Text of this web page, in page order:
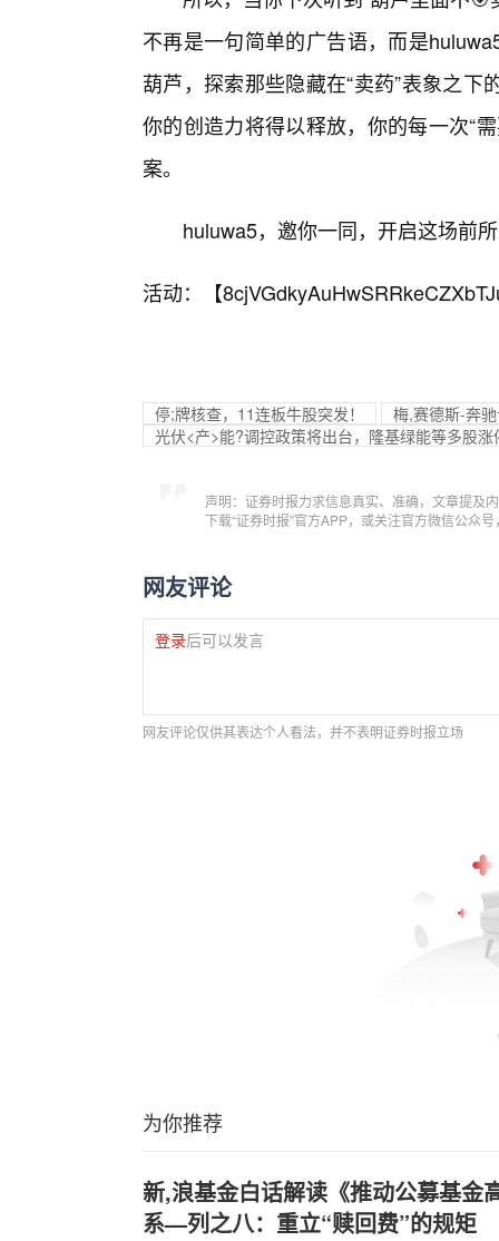
不再是一句简单的广告语，而是
葫芦，探索那些隐藏在“卖药”表象之
你的创造力将得以释放，你的每一次“
案。
huluwa5，邀你一同，开启这场前
活动：【
停;牌核查，11连板牛股突发！
梅,赛德斯-奔
光伏<产>能?调控政策将出台，隆基绿能等多股涨
声明：证券时报力求信息真实、准确，文章提及
下载“证券时报”官方APP，或关注官方微信公众
网友评论
登录后可以发言
网友评论仅供其表达个人看法，并不表明证券时报立场
为你推荐
新,浪基金白话解读《推动公募基金
系—列之八：重立“赎回费”的规矩